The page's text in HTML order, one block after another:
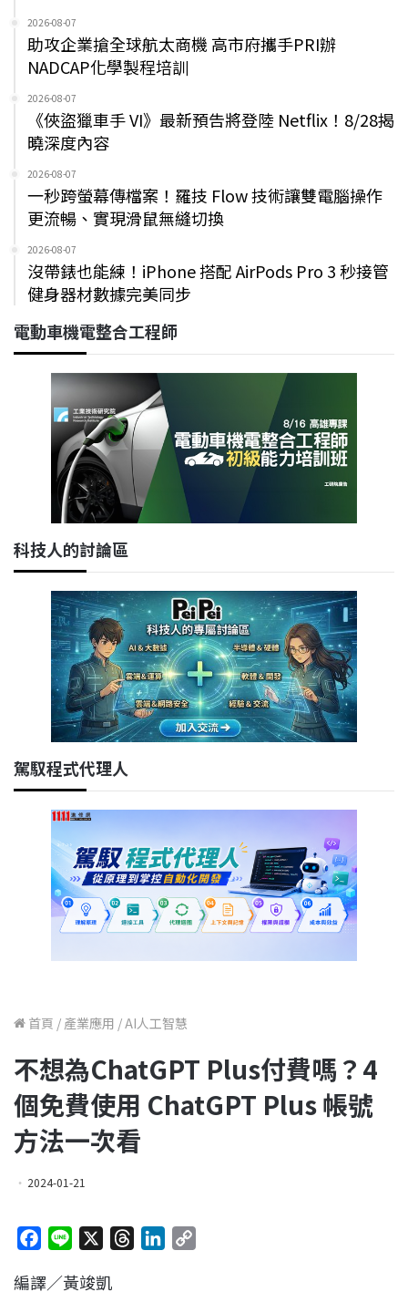
2026-08-07
助攻企業搶全球航太商機 高市府攜手PRI辦
NADCAP化學製程培訓
2026-08-07
《俠盜獵車手 VI》最新預告將登陸 Netflix！8/28揭
曉深度內容
2026-08-07
一秒跨螢幕傳檔案！羅技 Flow 技術讓雙電腦操作
更流暢、實現滑鼠無縫切換
2026-08-07
沒帶錶也能練！iPhone 搭配 AirPods Pro 3 秒接管
健身器材數據完美同步
電動車機電整合工程師
科技人的討論區
駕馭程式代理人